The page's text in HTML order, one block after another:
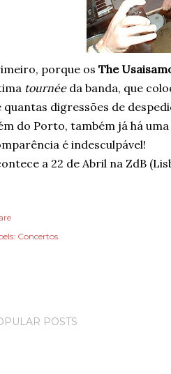
porque os The
tournéeda banda, que
quantas digressões de
do Porto, também já há
é indesculpável!
a 22 de Abril na ZdB
Concertos
POSTS